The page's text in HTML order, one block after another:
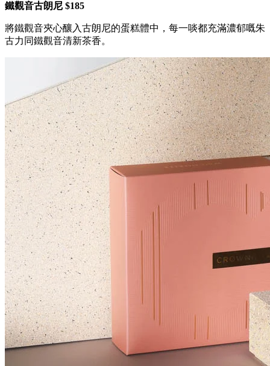
鐵觀音古朗尼 $185
將鐵觀音夾心釀入古朗尼的蛋糕體中，每一啖都充滿濃郁嘅朱
古力同鐵觀音清新茶香。